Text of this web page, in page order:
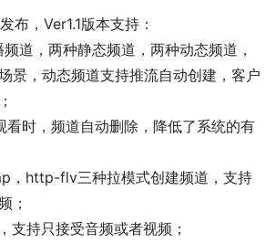
布，Ver1.1版本支持：
道，两种静态频道，两种动态频道，
景，动态频道支持推流自动创建，客户
看时，频道自动删除，降低了系统的有
，http-flv三种拉模式创建频道，支持
；
支持只接受音频或者视频；